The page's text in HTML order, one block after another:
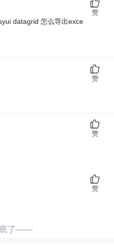
datagrid 怎么导出exce
赞
赞
赞
赞
了——